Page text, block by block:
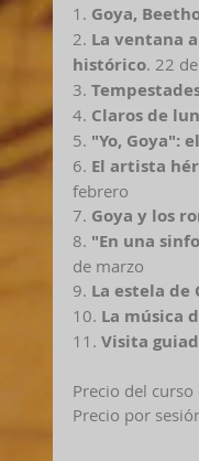
1. Goya,
2. La ventana
histórico. 22
3.
4. Claros de
5. "Yo, Goya":
6. El artista
febrero
7. Goya y los
8. "En una
de marzo
9. La estela de
10. La música
11. Visita
Precio del
Precio por